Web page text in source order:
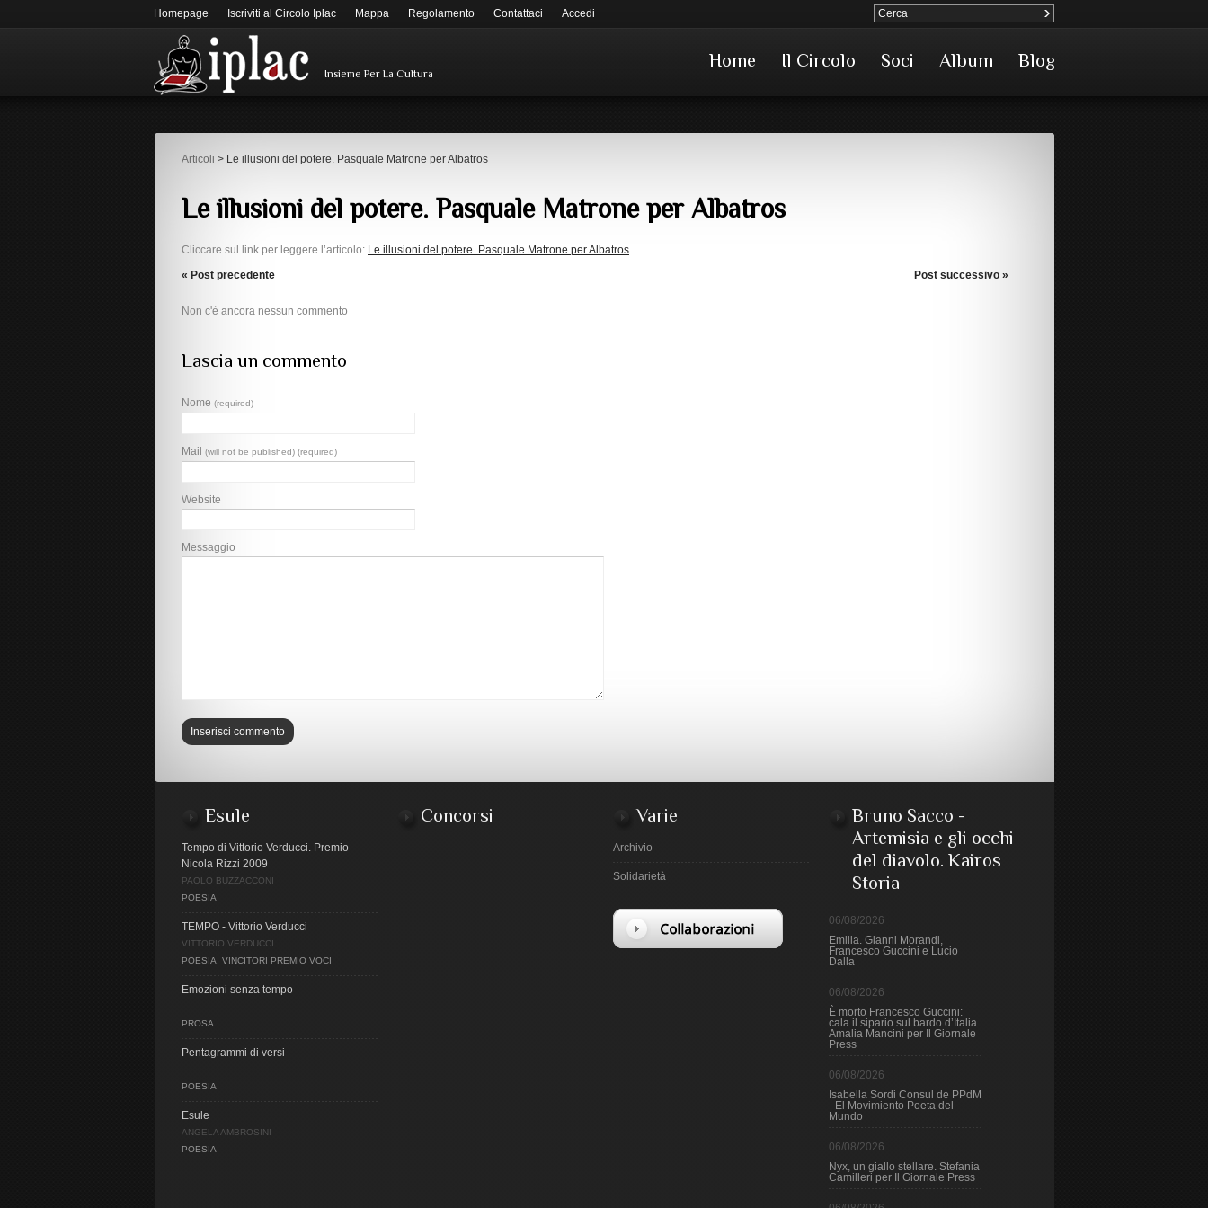
Homepage Iscriviti al Circolo Iplac Mappa Regolamento Contattaci Accedi
Insieme Per La Cultura
Home Il Circolo Soci Album Blog
Articoli > Le illusioni del potere. Pasquale Matrone per Albatros
Le illusioni del potere. Pasquale Matrone per Albatros
Cliccare sul link per leggere l’articolo: Le illusioni del potere. Pasquale Matrone per Albatros
« Post precedente
Post successivo »
Non c'è ancora nessun commento
Lascia un commento
Nome (required)
Mail (will not be published) (required)
Website
Messaggio
Esule
Tempo di Vittorio Verducci. Premio
Nicola Rizzi 2009
PAOLO BUZZACCONI
POESIA
TEMPO - Vittorio Verducci
VITTORIO VERDUCCI
POESIA
VINCITORI PREMIO VOCI
Emozioni senza tempo
PROSA
Pentagrammi di versi
POESIA
Esule
ANGELA AMBROSINI
POESIA
Concorsi Varie
Archivio
Solidarietà
Bruno Sacco -
Artemisia e gli occhi
del diavolo. Kairos
Storia
06/08/2026
Emilia. Gianni Morandi,
Francesco Guccini e Lucio
Dalla
06/08/2026
È morto Francesco Guccini:
cala il sipario sul bardo d’Italia.
Amalia Mancini per Il Giornale
Press
06/08/2026
Isabella Sordi Consul de PPdM
- El Movimiento Poeta del
Mundo
06/08/2026
Nyx, un giallo stellare. Stefania
Camilleri per Il Giornale Press